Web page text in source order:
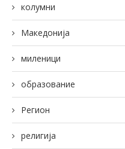
колумни
Македонија
миленици
образование
Регион
религија